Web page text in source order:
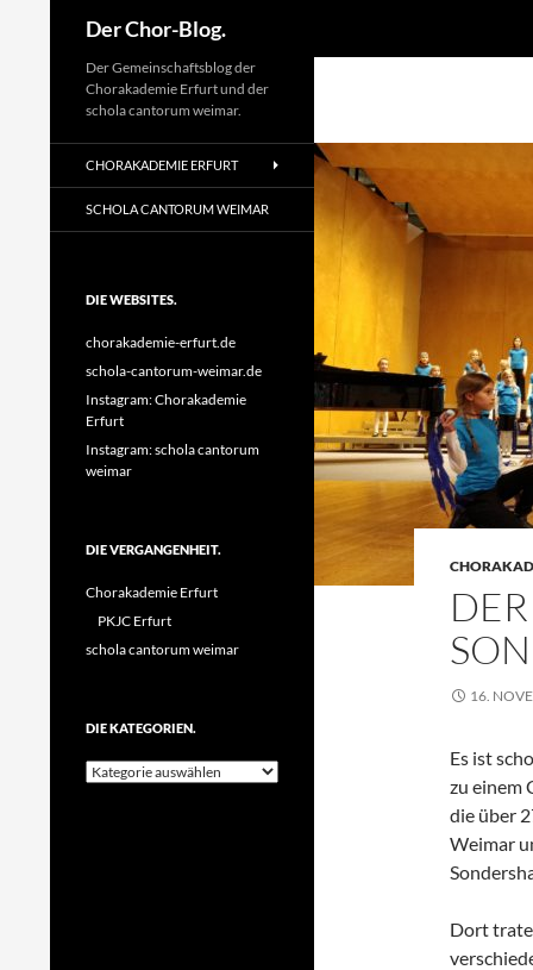
Der Chor-Blog.
16.
Es ist
zu einem
die über
Weimar
Dort
Der Gemeinschaftsblog der
Chorakademie Erfurt und der
schola cantorum weimar.
CHORAKADEMIE ERFURT
SCHOLA CANTORUM WEIMAR
DIE WEBSITES.
chorakademie-erfurt.de
schola-cantorum-weimar.de
Instagram: Chorakademie
Erfurt
Instagram: schola cantorum
weimar
DIE VERGANGENHEIT.
Chorakademie Erfurt
PKJC Erfurt
schola cantorum weimar
DIE KATEGORIEN.
Die